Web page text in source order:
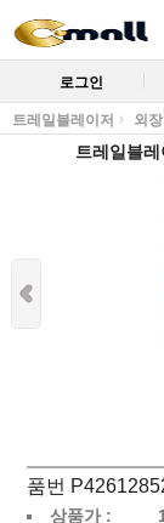
로그인
트레일블레이저 외
트레일블
품번
상품가 :